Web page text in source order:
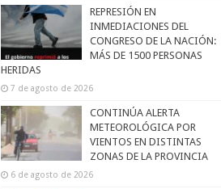
REPRESIÓN EN
INMEDIACIONES DEL
CONGRESO DE LA NACIÓN:
MÁS DE 1500 PERSONAS
HERIDAS
7 de agosto de 2026
CONTINÚA ALERTA
METEOROLÓGICA POR
VIENTOS EN DISTINTAS
ZONAS DE LA PROVINCIA
6 de agosto de 2026